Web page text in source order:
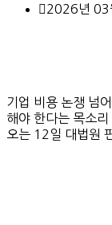
2026년 03
기업 비용 논쟁 넘
해야 한다는 목소
오는 12일 대법원